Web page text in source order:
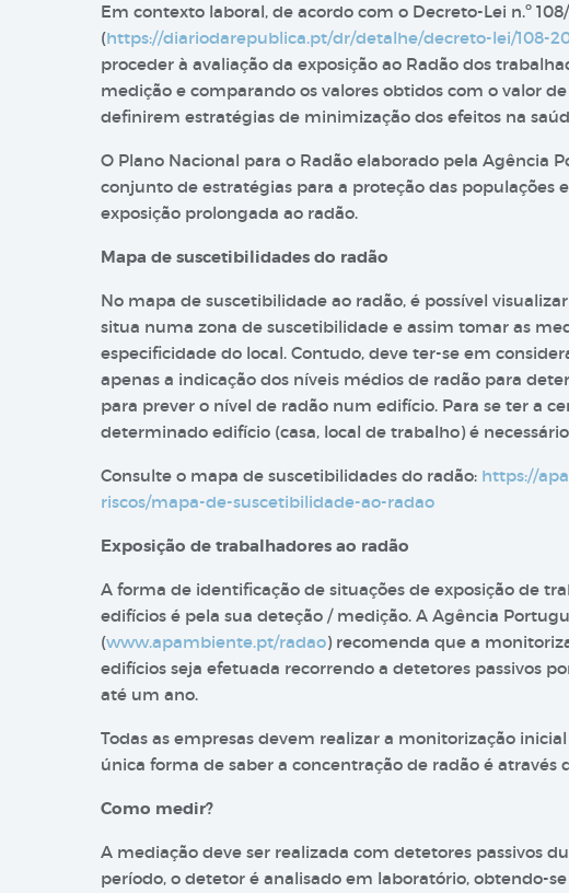
Em contexto laboral, de acordo com o Decreto-Lei n.º
(https://diariodarepublica.pt/dr/detalhe/decreto-lei/108-
proceder à avaliação da exposição ao Radão dos
medição e comparando os valores obtidos com o valor
definirem estratégias de minimização dos efeitos na
O Plano Nacional para o Radão elaborado pela Agência
conjunto de estratégias para a proteção das populações
exposição prolongada ao radão.
Mapa de suscetibilidades do radão
No mapa de suscetibilidade ao radão, é possível
situa numa zona de suscetibilidade e assim tomar as
especificidade do local. Contudo, deve ter-se em
apenas a indicação dos níveis médios de radão para
para prever o nível de radão num edifício. Para se ter a
determinado edifício (casa, local de trabalho) é
Consulte o mapa de suscetibilidades do radão: https://
riscos/mapa-de-suscetibilidade-ao-radao
Exposição de trabalhadores ao radão
A forma de identificação de situações de exposição de
edifícios é pela sua deteção / medição. A Agência
(www.apambiente.pt/radao) recomenda que a
edifícios seja efetuada recorrendo a detetores passivos
até um ano.
Todas as empresas devem realizar a monitorização
única forma de saber a concentração de radão é através
Como medir?
A mediação deve ser realizada com detetores passivos
período, o detetor é analisado em laboratório, obtendo-